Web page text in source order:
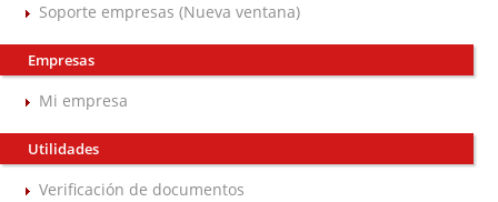
Soporte empresas (Nueva ventana)
Empresas
Mi empresa
Utilidades
Verificación de documentos